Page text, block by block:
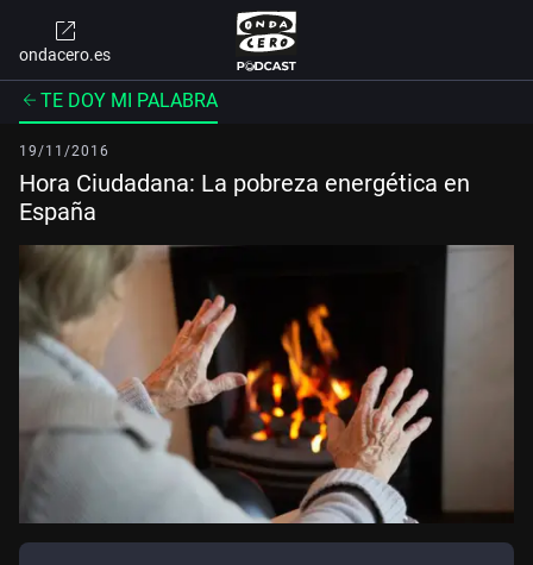
ondacero.es
TE DOY MI PALABRA
19/11/2016
Hora Ciudadana: La pobreza energética en
España